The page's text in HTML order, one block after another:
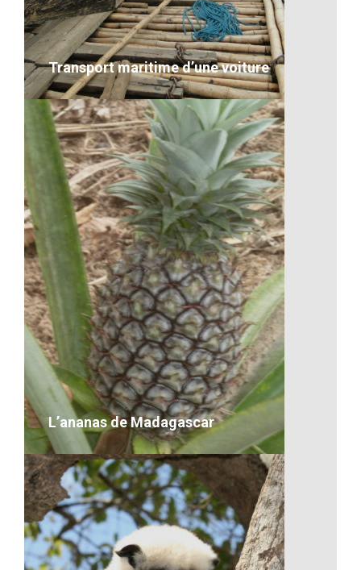
VOIR LE DÉTAIL
Transport maritime d’une voiture
Transport maritime d’une voiture
VOIR LE DÉTAIL
L’ananas de Madagascar